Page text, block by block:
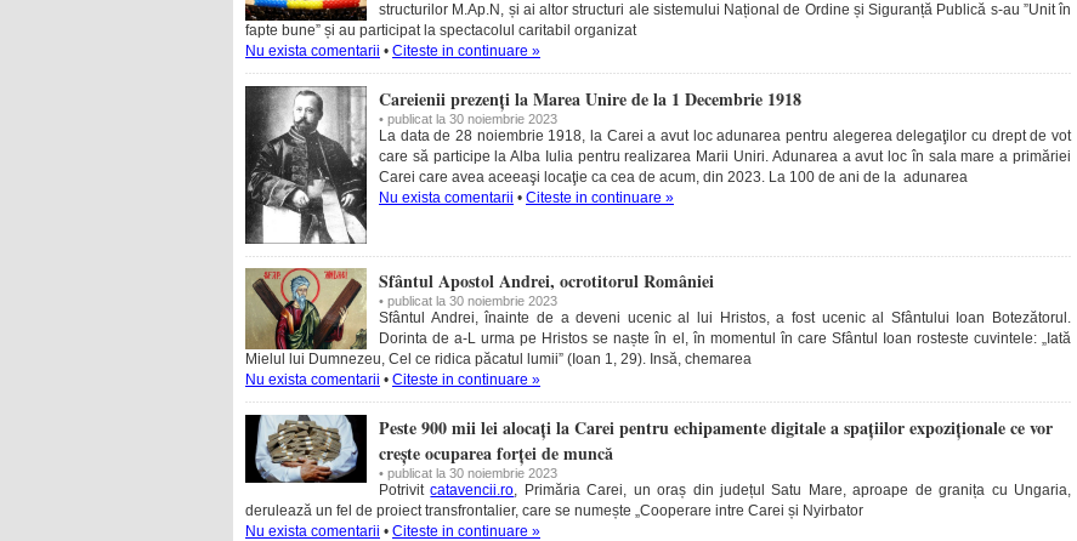
structurilor M.Ap.N, și ai altor structuri ale sistemului Național de Ordine și Siguranță Publică s-au ”Unit în
fapte bune” și au participat la spectacolul caritabil organizat
Nu exista comentarii • Citeste in continuare »
Careienii prezenți la Marea Unire de la 1 Decembrie 1918
• publicat la 30 noiembrie 2023
La data de 28 noiembrie 1918, la Carei a avut loc adunarea pentru alegerea delegaţilor cu drept de vot
care să participe la Alba Iulia pentru realizarea Marii Uniri. Adunarea a avut loc în sala mare a primăriei
Carei care avea aceeaşi locaţie ca cea de acum, din 2023. La 100 de ani de la adunarea
Nu exista comentarii • Citeste in continuare »
Sfântul Apostol Andrei, ocrotitorul României
• publicat la 30 noiembrie 2023
Sfântul Andrei, înainte de a deveni ucenic al lui Hristos, a fost ucenic al Sfântului Ioan Botezătorul.
Dorinta de a-L urma pe Hristos se naște în el, în momentul în care Sfântul Ioan rosteste cuvintele: „Iată
Mielul lui Dumnezeu, Cel ce ridica păcatul lumii” (Ioan 1, 29). Insă, chemarea
Nu exista comentarii • Citeste in continuare »
Peste 900 mii lei alocați la Carei pentru echipamente digitale a spațiilor expoziționale ce vor
crește ocuparea forței de muncă
• publicat la 30 noiembrie 2023
Potrivitcatavencii.ro , Primăria Carei, un oraș din județul Satu Mare, aproape de granița cu Ungaria,
derulează un fel de proiect transfrontalier, care se numește „Cooperare intre Carei și Nyirbator
Nu exista comentarii • Citeste in continuare »